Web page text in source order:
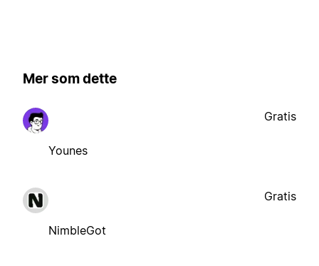
Mer som dette
Younes
Gratis
NimbleGot
Gratis